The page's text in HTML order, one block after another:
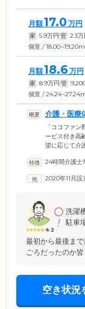
月額17.0 万円
家 5.9万円 管 2.3万
個室 / 18.00~19.20m
月額18.6 万円
家 8.9万円 管
個室 /
介護・医療
「ココファ
ービス付き高
望に応じて介
ビスをはじめ
取れており、
けします。
24時間介護士
2020年11月設
4.2
洗濯
駐車
最初から最後ま
ごろだったのか
空き状況